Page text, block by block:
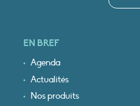
EN BREF
Agenda
Actualités
Nos produits